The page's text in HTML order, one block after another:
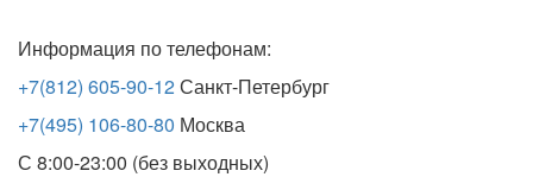
Информация по телефонам:
+7(812) 605-90-12Санкт-Петербург
+7(495) 106-80-80 Москва
С 8:00-23:00 (без выходных)